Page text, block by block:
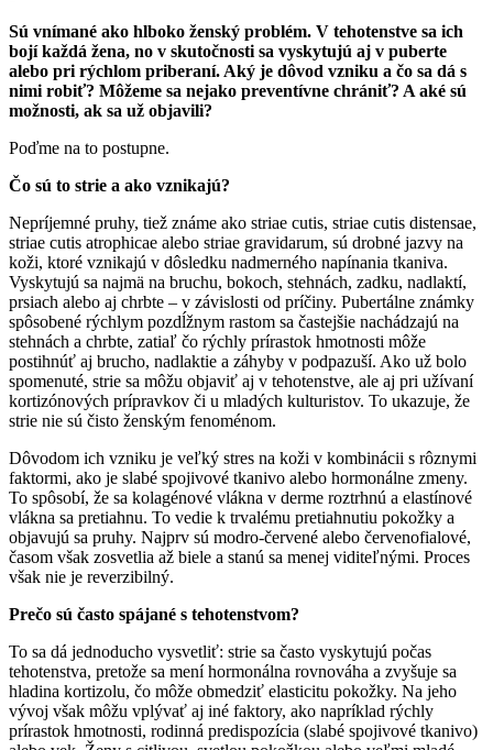
Sú vnímané ako hlboko ženský problém. V tehotenstve sa ich
bojí každá žena, no v skutočnosti sa vyskytujú aj v puberte
alebo pri rýchlom priberaní. Aký je dôvod vzniku a čo sa dá s
nimi robiť? Môžeme sa nejako preventívne chrániť? A aké sú
možnosti, ak sa už objavili?
Poďme na to postupne.
Čo sú to strie a ako vznikajú?
Nepríjemné pruhy, tiež známe ako striae cutis, striae cutis distensae,
striae cutis atrophicae alebo striae gravidarum, sú drobné jazvy na
koži, ktoré vznikajú v dôsledku nadmerného napínania tkaniva.
Vyskytujú sa najmä na bruchu, bokoch, stehnách, zadku, nadlaktí,
prsiach alebo aj chrbte – v závislosti od príčiny. Pubertálne známky
spôsobené rýchlym pozdĺžnym rastom sa častejšie nachádzajú na
stehnách a chrbte, zatiaľ čo rýchly prírastok hmotnosti môže
postihnúť aj brucho, nadlaktie a záhyby v podpazuší. Ako už bolo
spomenuté, strie sa môžu objaviť aj v tehotenstve, ale aj pri užívaní
kortizónových prípravkov či u mladých kulturistov. To ukazuje, že
strie nie sú čisto ženským fenoménom.
Dôvodom ich vzniku je veľký stres na koži v kombinácii s rôznymi
faktormi, ako je slabé spojivové tkanivo alebo hormonálne zmeny.
To spôsobí, že sa kolagénové vlákna v derme roztrhnú a elastínové
vlákna sa pretiahnu. To vedie k trvalému pretiahnutiu pokožky a
objavujú sa pruhy. Najprv sú modro-červené alebo červenofialové,
časom však zosvetlia až biele a stanú sa menej viditeľnými. Proces
však nie je reverzibilný.
Prečo sú často spájané s tehotenstvom?
To sa dá jednoducho vysvetliť: strie sa často vyskytujú počas
tehotenstva, pretože sa mení hormonálna rovnováha a zvyšuje sa
hladina kortizolu, čo môže obmedziť elasticitu pokožky. Na jeho
vývoj však môžu vplývať aj iné faktory, ako napríklad rýchly
prírastok hmotnosti, rodinná predispozícia (slabé spojivové tkanivo)